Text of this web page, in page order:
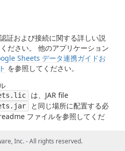
証および接続に関する詳しい説
ださい。 他のアプリケーション
Sheets データ連携ガイドお
を参照してください。
は、JAR file
と同じ場所に配置する必
ファイルを参照してくだ
Inc. - All rights reserved.